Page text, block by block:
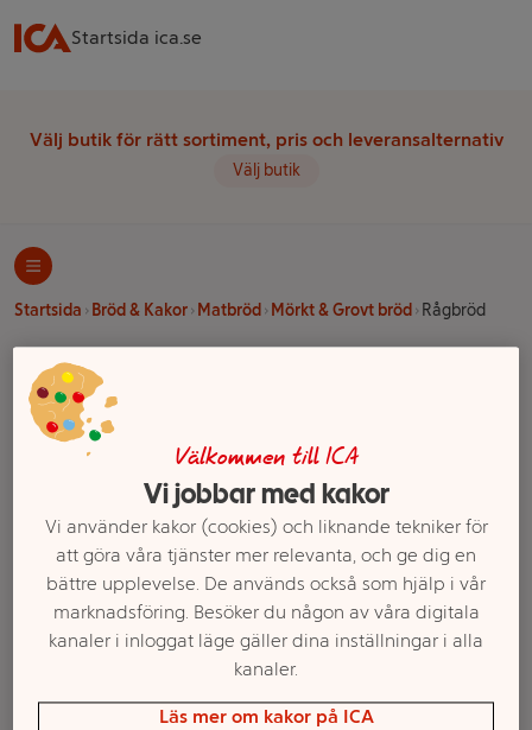
Startsida ica.se
Välj butik för rätt sortiment, pris och leveransalternativ
Välj butik
Startsida Bröd & Kakor Matbröd Mörkt & Grovt bröd Rågbröd
Ett exempel på onlinesortiment visas.
Rågbröd
Välkommen till ICA
Vi jobbar med kakor
Vi använder kakor (cookies) och liknande tekniker för
att göra våra tjänster mer relevanta, och ge dig en
bättre upplevelse. De används också som hjälp i vår
marknadsföring. Besöker du någon av våra digitala
kanaler i inloggat läge gäller dina inställningar i alla
kanaler.
Läs mer om kakor på ICA